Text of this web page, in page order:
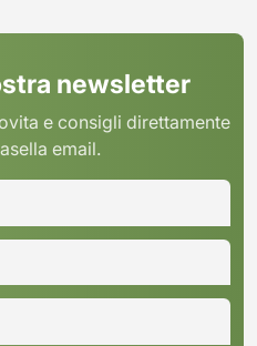
newsletter
e consigli direttamente
email.